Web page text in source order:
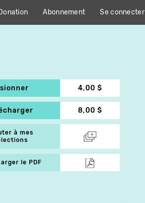
Abonnement Se connecter
4,00 $
8,00 $
à mes
le PDF